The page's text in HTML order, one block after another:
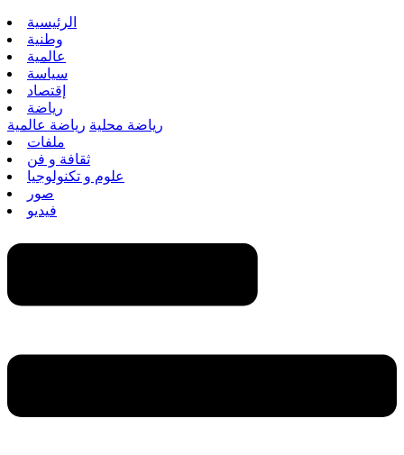
الرئيسية
وطنية
عالمية
سياسة
إقتصاد
رياضة
رياضة محلية رياضة عالمية
ملفات
ثقافة و فن
علوم و تكنولوجيا
صور
فيديو